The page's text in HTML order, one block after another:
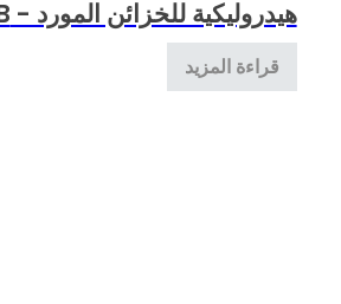
هيدروليكية للخزائن المورد - 822B
قراءة المزيد